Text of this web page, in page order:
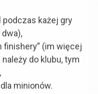
podczas każej gry
finishery” (im więcej
do klubu, tym
minionów.